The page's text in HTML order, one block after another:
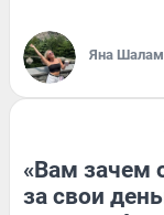
Яна
«Вам зачем
за свои